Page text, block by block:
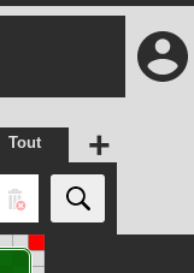
Tout +